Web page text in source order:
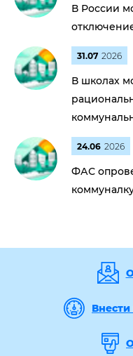
В России
31.07 2026
В школах
24.06 2026
ФАС
Внести